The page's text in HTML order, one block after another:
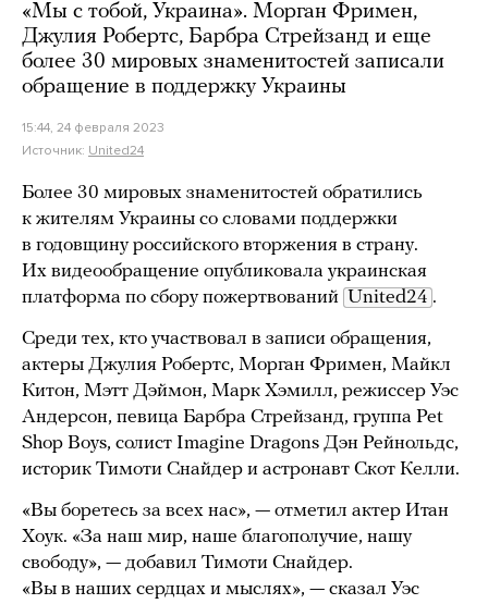
«Мы с тобой, Украина». Морган Фримен,
Джулия Робертс, Барбра Стрейзанд и еще
более 30 мировых знаменитостей записали
обращение в поддержку Украины
15:44, 24 февраля 2023
Источник: United24
Более 30 мировых знаменитостей обратились
к жителям Украины со словами поддержки
в годовщину российского вторжения в страну.
Их видеообращение опубликовала украинская
платформа по сбору пожертвований United24 .
Среди тех, кто участвовал в записи обращения,
актеры Джулия Робертс, Морган Фримен, Майкл
Китон, Мэтт Дэймон, Марк Хэмилл, режиссер Уэс
Андерсон, певица Барбра Стрейзанд, группа Pet
Shop Boys, солист Imagine Dragons Дэн Рейнольдс,
историк Тимоти Снайдер и астронавт Скот Келли.
«Вы боретесь за всех нас», — отметил актер Итан
Хоук. «За наш мир, наше благополучие, нашу
свободу», — добавил Тимоти Снайдер.
«Вы в наших сердцах и мыслях», — сказал Уэс